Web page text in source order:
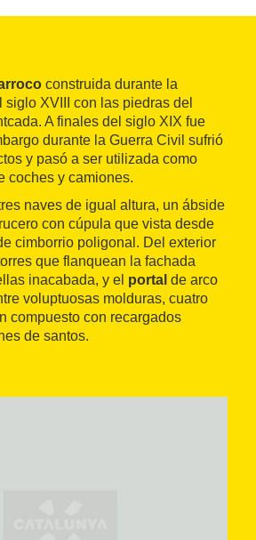
construida durante la
XVIII con las piedras del
A finales del siglo XIX fue
durante la Guerra Civil sufrió
y pasó a ser utilizada como
coches y camiones.
naves de igual altura, un ábside
con cúpula que vista desde
cimborrio poligonal. Del exterior
que flanquean la fachada
inacabada, y el portal de arco
voluptuosas molduras, cuatro
compuesto con recargados
de santos.